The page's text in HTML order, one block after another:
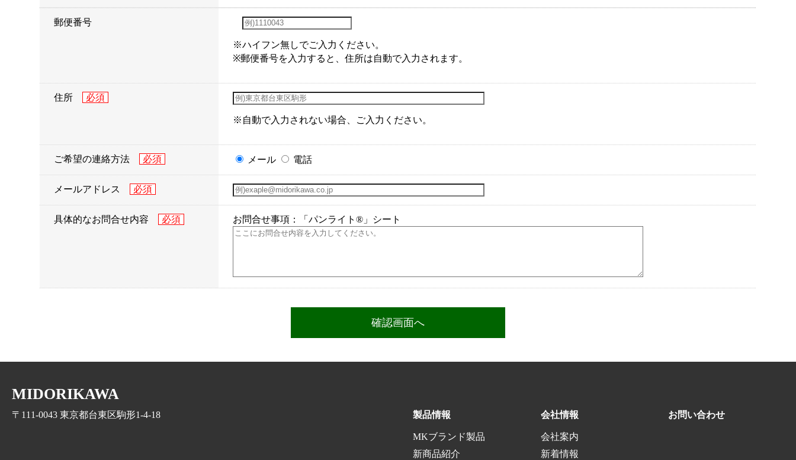
郵便番号
※ハイフン無しでご入力ください。
※郵便番号を入力すると、住所は自動で入力されます。
住所
※自動で入力されない場合、ご入力ください。
ご希望の連絡方法 メール 電話
メールアドレス
具体的なお問合せ内容 お問合せ事項：「パンライト®」シート
MIDORIKAWA
〒111-0043 東京都台東区駒形1-4-18 製品情報
MKブランド製品
新商品紹介
会社情報
会社案内
新着情報
お問い合わせ